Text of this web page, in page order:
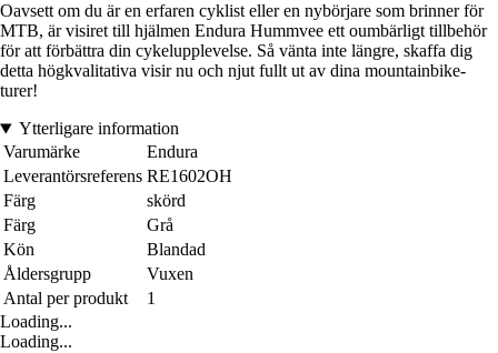
Oavsett om du är en erfaren cyklist eller en nybörjare som brinner för
MTB, är visiret till hjälmen Endura Hummvee ett oumbärligt tillbehör
för att förbättra din cykelupplevelse. Så vänta inte längre, skaffa dig
detta högkvalitativa visir nu och njut fullt ut av dina mountainbike-
turer!
Ytterligare information
Varumärke
Endura
Leverantörsreferens RE1602OH
Färg
skörd
Färg
Grå
Kön
Blandad
Åldersgrupp
Vuxen
Antal per produkt
1
Loading...
Loading...